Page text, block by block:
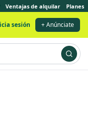
Ventajas de alquilar Planes
sesión + Anúnciate